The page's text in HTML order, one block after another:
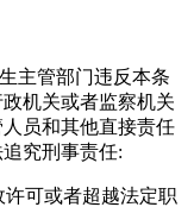
主管部门违反本条
机关或者监察机关
员和其他直接责任
究刑事责任:
可或者超越法定职